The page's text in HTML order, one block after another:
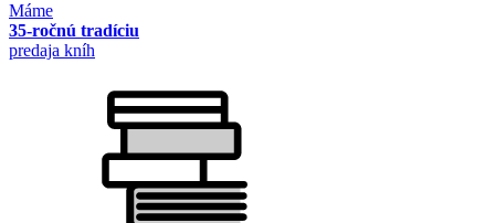
Máme
35-ročnú tradíciu
predaja kníh